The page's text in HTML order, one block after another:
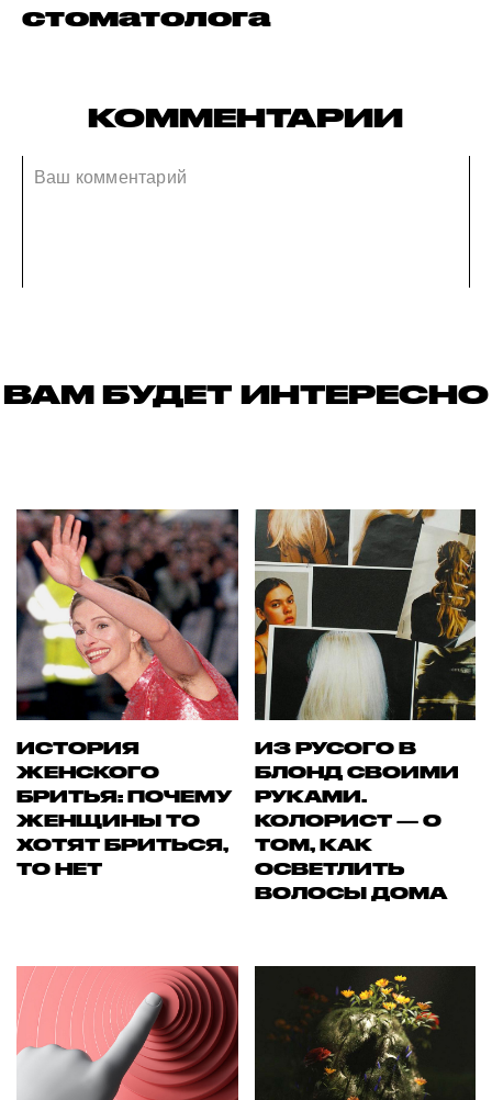
стоматолога
КОММЕНТАРИИ
ВАМ БУДЕТ ИНТЕРЕСНО
ИСТОРИЯ
ЖЕНСКОГО
БРИТЬЯ: ПОЧЕМУ
ЖЕНЩИНЫ ТО
ХОТЯТ БРИТЬСЯ,
ТО НЕТ
ИЗ РУСОГО В
БЛОНД СВОИМИ
РУКАМИ.
КОЛОРИСТ — О
ТОМ, КАК
ОСВЕТЛИТЬ
ВОЛОСЫ ДОМА